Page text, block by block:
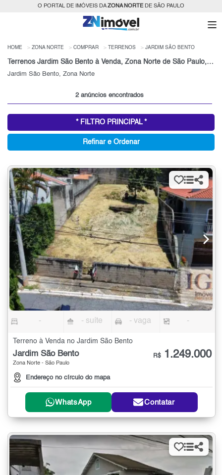
O PORTAL DE IMÓVEIS DAZONA NORTEDE SÃO PAULO
HOME ZONA NORTE COMPRAR TERRENOS JARDIM SÃO BENTO
Terrenos Jardim São Bento à Venda, Zona Norte de São Paulo, SP
Jardim São Bento, Zona Norte
2 anúncios encontrados
* FILTRO PRINCIPAL *
Refinar e Ordenar
- - suíte - vaga -
Terreno à Venda no Jardim São Bento
Jardim São Bento
Zona Norte - São Paulo
Endereço no círculo do mapa
R$ 1.249.000
WhatsApp Contatar